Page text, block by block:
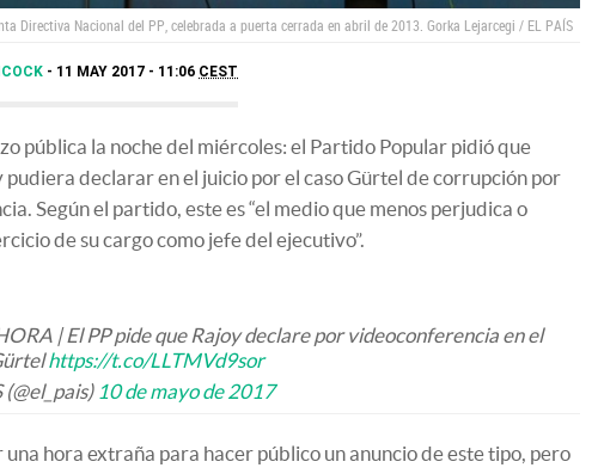
Directiva Nacional del PP, celebrada a puerta cerrada en abril de 2013. Gorka Lejarcegi / EL PAÍS
11 MAY 2017 - 11:06 CEST
pública la noche del miércoles: el Partido Popular pidió que
declarar en el juicio por el caso Gürtel de corrupción por
Según el partido, este es “el medio que menos perjudica o
de su cargo como jefe del ejecutivo”.
| El PP pide que Rajoy declare por videoconferencia en el
https://t.co/LLTMVd9sor
(@el_pais) 10 de mayo de 2017
una hora extraña para hacer público un anuncio de este tipo, pero